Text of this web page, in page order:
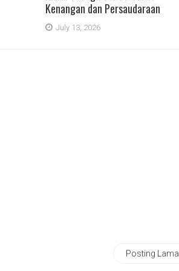
Kenangan dan Persaudaraan
July 13, 2026
Posting Lama